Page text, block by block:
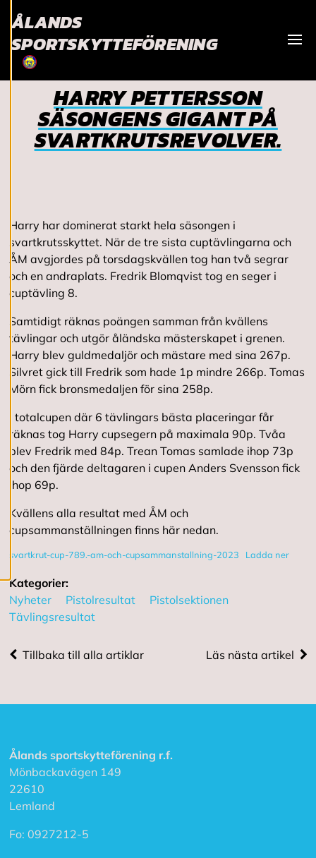
användningen av
cookies kan vi
utveckla en ännu
bättre tjänst och
tillhandahålla
innehåll som är
intressant för dig.
Du har kontroll över
cookies.
R
e
d
g
e
a
c
o
k
i
e
s
A
v
v
i
a
l
l
a
A
c
p
a
a
l
l
a
o
o
ÅLANDS
SPORTSKYTTEFÖRENING
HARRY PETTERSSON
SÄSONGENS GIGANT PÅ
SVARTKRUTSREVOLVER.
Harry har dominerat starkt hela säsongen i
svartkrutsskyttet. När de tre sista cuptävlingarna och
ÅM avgjordes på torsdagskvällen tog han två segrar
och en andraplats. Fredrik Blomqvist tog en seger i
cuptävling 8.
Samtidigt räknas poängen samman från kvällens
tävlingar och utgör åländska mästerskapet i grenen.
Harry blev guldmedaljör och mästare med sina 267p.
Silvret gick till Fredrik som hade 1p mindre 266p. Tomas
Mörn fick bronsmedaljen för sina 258p.
I totalcupen där 6 tävlingars bästa placeringar får
räknas tog Harry cupsegern på maximala 90p. Tvåa
blev Fredrik med 84p. Trean Tomas samlade ihop 73p
och den fjärde deltagaren i cupen Anders Svensson fick
ihop 69p.
Kvällens alla resultat med ÅM och
cupsammanställningen finns här nedan.
svartkrut-cup-789.-am-och-cupsammanstallning-2023 Ladda ner
Kategorier:
Nyheter
Pistolresultat
Pistolsektionen
Tävlingsresultat
Tillbaka till alla artiklar Läs nästa artikel
Ålands sportskytteförening r.f.
Mönbackavägen 149
22610
Lemland
Fo: 0927212-5